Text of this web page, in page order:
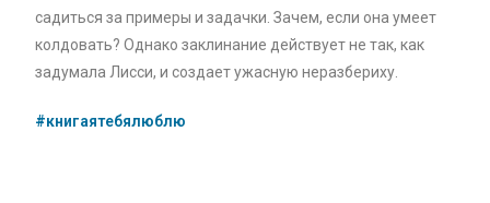
садиться за примеры и задачки. Зачем, если она умеет
колдовать? Однако заклинание действует не так, как
задумала Лисси, и создает ужасную неразбериху.
#книгаятебялюблю